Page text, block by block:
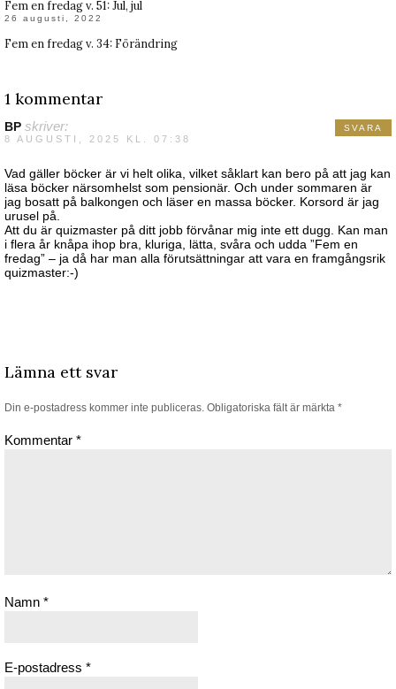
Fem en fredag v. 51: Jul, jul
26 augusti, 2022
Fem en fredag v. 34: Förändring
1 kommentar
BP skriver:
8 AUGUSTI, 2025 KL. 07:38
Vad gäller böcker är vi helt olika, vilket såklart kan bero på att jag kan
läsa böcker närsomhelst som pensionär. Och under sommaren är
jag bosatt på balkongen och läser en massa böcker. Korsord är jag
urusel på.
Att du är quizmaster på ditt jobb förvånar mig inte ett dugg. Kan man
i flera år knåpa ihop bra, kluriga, lätta, svåra och udda ”Fem en
fredag” – ja då har man alla förutsättningar att vara en framgångsrik
quizmaster:-)
SVARA
Lämna ett svar
Din e-postadress kommer inte publiceras. Obligatoriska fält är märkta *
Kommentar *
Namn *
E-postadress *